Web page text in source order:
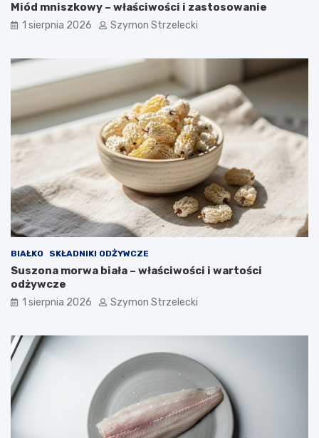
Miód mniszkowy – właściwości i zastosowanie
1 sierpnia 2026 Szymon Strzelecki
BIAŁKO SKŁADNIKI ODŻYWCZE
Suszona morwa biała – właściwości i wartości
odżywcze
1 sierpnia 2026 Szymon Strzelecki